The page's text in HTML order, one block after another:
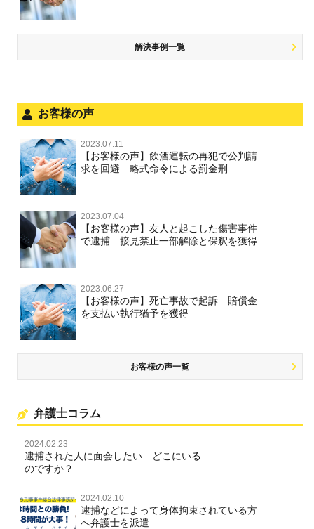
解決事例一覧
お客様の声
2023.07.11
【お客様の声】飲酒運転の再犯で公判請
求を回避 略式命令による罰金刑
2023.07.04
【お客様の声】友人と起こした傷害事件
で逮捕 接見禁止一部解除と保釈を獲得
2023.06.27
【お客様の声】死亡事故で起訴 賠償金
を支払い執行猶予を獲得
お客様の声一覧
弁護士コラム
2024.02.23
逮捕された人に面会したい…どこにいる
のですか？
2024.02.10
逮捕などによって身体拘束されている方
へ弁護士を派遣